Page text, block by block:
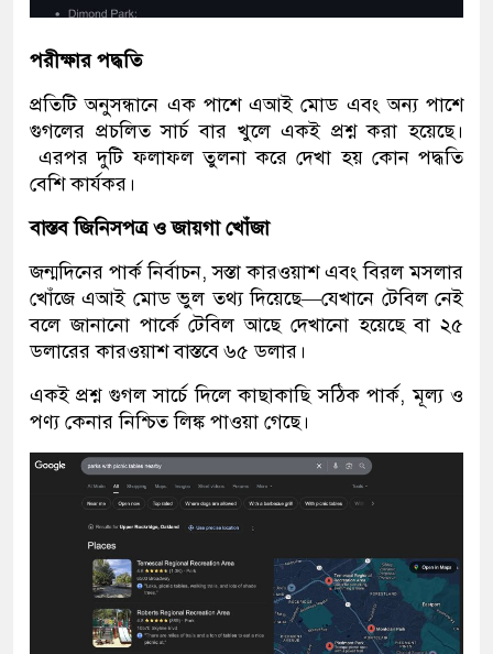
পরীক্ষার পদ্ধতি
প্রতিটি অনুসন্ধানে এক পাশে এআই মোড এবং অন্য পাশে
গুগলের প্রচলিত সার্চ বার খুলে একই প্রশ্ন করা হয়েছে।
এরপর দুটি ফলাফল তুলনা করে দেখা হয় কোন পদ্ধতি
বেশি কার্যকর।
বাস্তব জিনিসপত্র ও জায়গা খোঁজা
জন্মদিনের পার্ক নির্বাচন, সস্তা কারওয়াশ এবং বিরল মসলার
খোঁজে এআই মোড ভুল তথ্য দিয়েছে—যেখানে টেবিল নেই
বলে জানানো পার্কে টেবিল আছে দেখানো হয়েছে বা ২৫
ডলারের কারওয়াশ বাস্তবে ৬৫ ডলার।
একই প্রশ্ন গুগল সার্চে দিলে কাছাকাছি সঠিক পার্ক, মূল্য ও
পণ্য কেনার নিশ্চিত লিঙ্ক পাওয়া গেছে।